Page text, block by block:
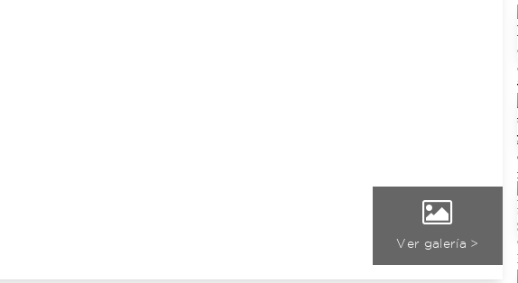
Ver galería >